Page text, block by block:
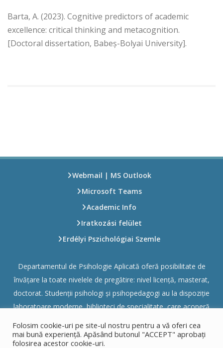
Barta, A. (2023). Cognitive predictors of academic
excellence: critical thinking and metacognition.
[Doctoral dissertation, Babeș-Bolyai University].
Webmail | MS Outlook
Microsoft Teams
Academic Info
Iratkozási felület
Erdélyi Pszichológiai Szemle
Departamentul de Psihologie Aplicată oferă posibilitate de
învățare la toate nivelele de pregătire: nivel licență, masterat,
doctorat. Studenții psihologi și psihopedagogi au la dispoziție
laboratoare moderne, biblioteci de specialitate, care acoperă
seminar moderne.
Folosim cookie-uri pe site-ul nostru pentru a vă oferi cea
mai bună experiență. Apăsând butonul "ACCEPT" aprobați
folosirea acestor cookie-uri.